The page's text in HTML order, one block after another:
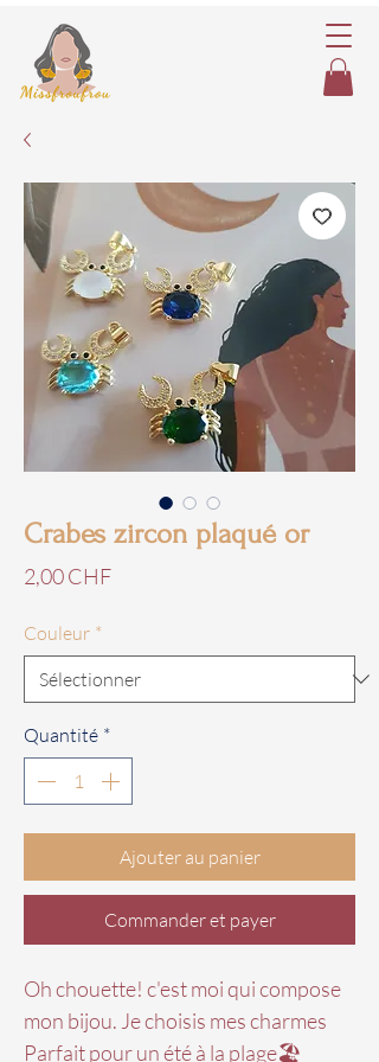
Crabes zircon plaqué or
2,00 CHFPrix
Couleur *
Quantité *
Ajouter au panier
Commander et payer
Oh chouette! c'est moi qui compose
mon bijou. Je choisis mes charmes
Parfait pour un été à la plage🏖